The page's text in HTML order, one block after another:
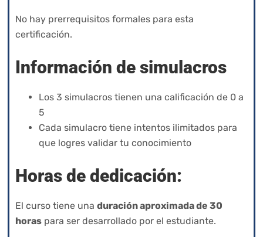
No hay prerrequisitos formales para esta
certificación.
Información de simulacros
Los 3 simulacros tienen una calificación de 0 a
5
Cada simulacro tiene intentos ilimitados para
que logres validar tu conocimiento
Horas de dedicación:
El curso tiene una duración aproximada de 30
horas para ser desarrollado por el estudiante.